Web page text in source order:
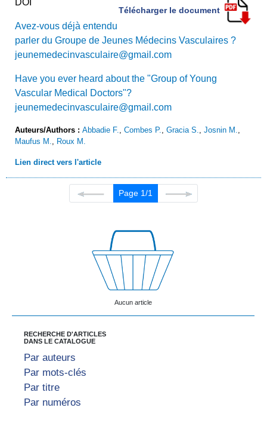
Télécharger le document
Avez-vous déjà entendu
parler du Groupe de Jeunes Médecins Vasculaires ?
jeunemedecinvasculaire@gmail.com
Have you ever heard about the "Group of Young
Vascular Medical Doctors"?
jeunemedecinvasculaire@gmail.com
Auteurs/Authors : Abbadie F. Combes P. Gracia S. Josnin M.
Maufus M.
Roux M.
Lien direct vers l'article
Page 1/1
Aucun article
RECHERCHE D'ARTICLES
DANS LE CATALOGUE
Par auteurs
Par mots-clés
Par titre
Par numéros